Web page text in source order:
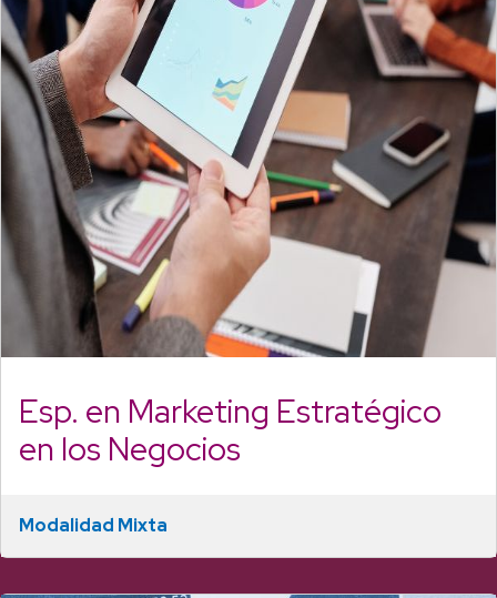
Esp. en Marketing Estratégico
en los Negocios
Modalidad Mixta